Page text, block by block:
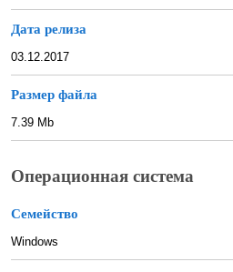
Дата релиза
03.12.2017
Размер файла
7.39 Mb
Операционная система
Семейство
Windows